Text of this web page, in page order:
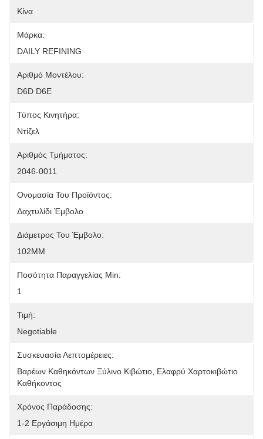
Κίνα
Μάρκα:
DAILY REFINING
Αριθμό Μοντέλου:
D6D D6E
Τύπος Κινητήρα:
Ντίζελ
Αριθμός Τμήματος:
2046-0011
Ονομασία Του Προϊόντος:
Δαχτυλίδι Έμβολο
Διάμετρος Του Έμβολο:
102MM
Ποσότητα Παραγγελίας Min:
1
Τιμή:
Negotiable
Συσκευασία Λεπτομέρειες:
Βαρέων Καθηκόντων Ξύλινο Κιβώτιο, Ελαφρύ Χαρτοκιβώτιο
Καθήκοντος
Χρόνος Παράδοσης:
1-2 Εργάσιμη Ημέρα